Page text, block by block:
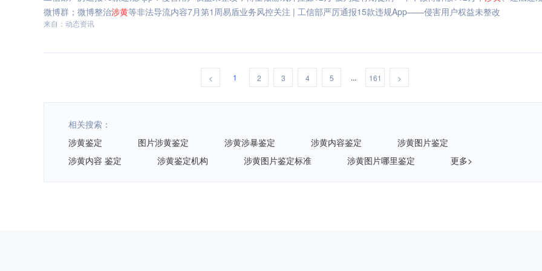
微博群；微博整治涉黄等非法导流内容7月第1周易盾业务风控关注 | 工信部严厉通报15款违规App——侵害用户权益未整改
来自：动态资讯
< 1 2 3 4 5 ... 161 >
相关搜索：
涉黄鉴定
图片涉黄鉴定 涉黄涉暴鉴定 涉黄内容鉴定
涉黄图片鉴定
涉黄内容 鉴定
涉黄鉴定机构 涉黄图片鉴定标准 涉黄图片哪里鉴定 更多>